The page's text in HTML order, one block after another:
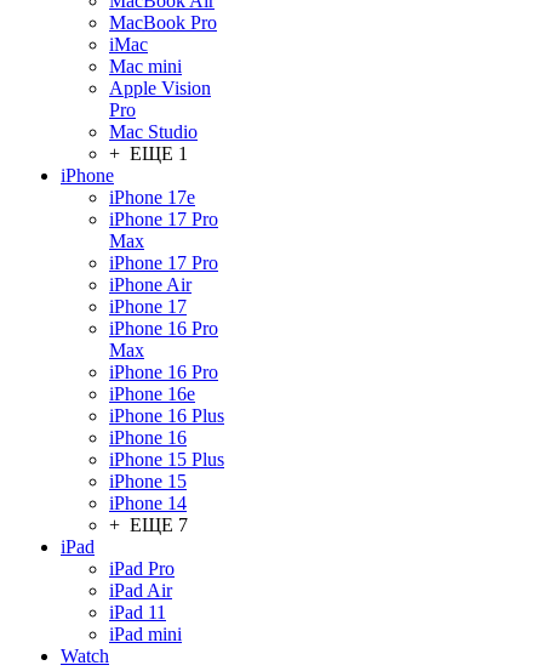
MacBook Pro
iMac
Mac mini
Apple Vision
Pro
Mac Studio
+ ЕЩЕ 1
iPhone
iPhone 17e
iPhone 17 Pro
Max
iPhone 17 Pro
iPhone Air
iPhone 17
iPhone 16 Pro
Max
iPhone 16 Pro
iPhone 16e
iPhone 16 Plus
iPhone 16
iPhone 15 Plus
iPhone 15
iPhone 14
+ ЕЩЕ 7
iPad
iPad Pro
iPad Air
iPad 11
iPad mini
Watch